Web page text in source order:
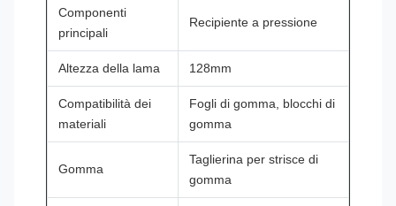
Componenti
principali
Recipiente a pressione
Altezza della lama 128mm
Compatibilità dei
materiali
Fogli di gomma, blocchi di
gomma
Gomma
Taglierina per strisce di
gomma